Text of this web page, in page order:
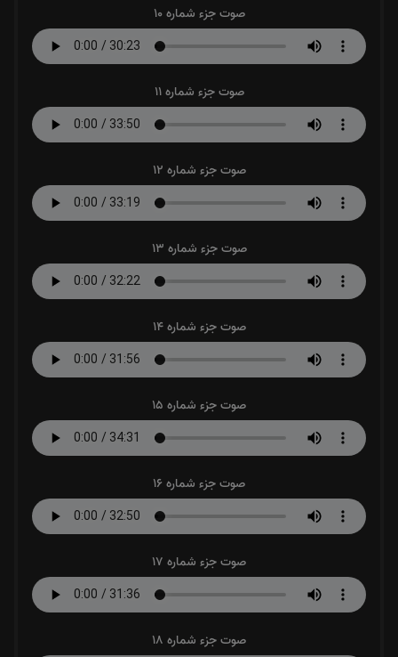
صوت جزء شماره 10
صوت جزء شماره 11
صوت جزء شماره 12
صوت جزء شماره 13
صوت جزء شماره 14
صوت جزء شماره 15
صوت جزء شماره 16
صوت جزء شماره 17
صوت جزء شماره 18